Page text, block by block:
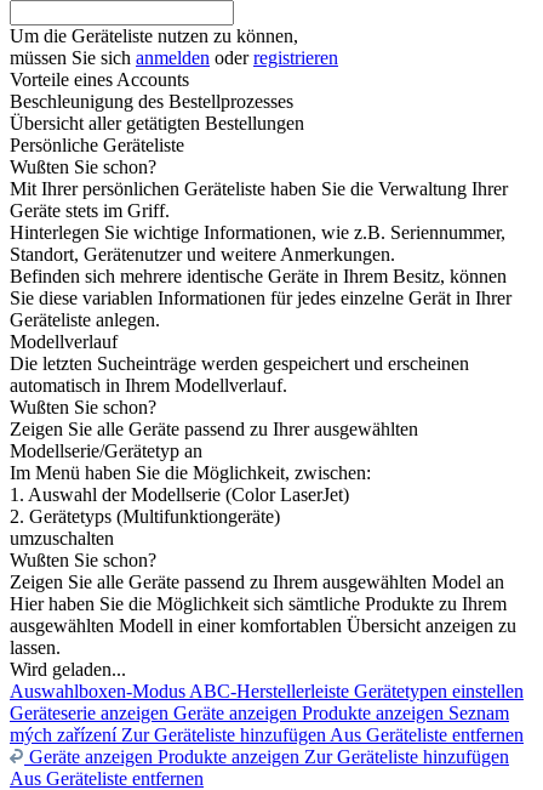
Um die Geräteliste nutzen zu können,
müssen Sie sich anmelden oderregistrieren
Vorteile eines Accounts
Beschleunigung des Bestellprozesses
Übersicht aller getätigten Bestellungen
Persönliche Geräteliste
Wußten Sie schon?
Mit Ihrer persönlichen Geräteliste haben Sie die Verwaltung Ihrer
Geräte stets im Griff.
Hinterlegen Sie wichtige Informationen, wie z.B. Seriennummer,
Standort, Gerätenutzer und weitere Anmerkungen.
Befinden sich mehrere identische Geräte in Ihrem Besitz, können
Sie diese variablen Informationen für jedes einzelne Gerät in Ihrer
Geräteliste anlegen.
Modellverlauf
Die letzten Sucheinträge werden gespeichert und erscheinen
automatisch in Ihrem Modellverlauf.
Wußten Sie schon?
Zeigen Sie alle Geräte passend zu Ihrer ausgewählten
Modellserie/Gerätetyp an
Im Menü haben Sie die Möglichkeit, zwischen:
1. Auswahl der Modellserie (Color LaserJet)
2. Gerätetyps (Multifunktiongeräte)
umzuschalten
Wußten Sie schon?
Zeigen Sie alle Geräte passend zu Ihrem ausgewählten Model an
Hier haben Sie die Möglichkeit sich sämtliche Produkte zu Ihrem
ausgewählten Modell in einer komfortablen Übersicht anzeigen zu
lassen.
Wird geladen...
Auswahlboxen-Modus ABC-Herstellerleiste Gerätetypen einstellen
Geräteserie anzeigen Geräte anzeigen Produkte anzeigen Seznam
mých zařízení Zur Geräteliste hinzufügen Aus Geräteliste entfernen
Geräte anzeigen Produkte anzeigen Zur Geräteliste hinzufügen
Aus Geräteliste entfernen